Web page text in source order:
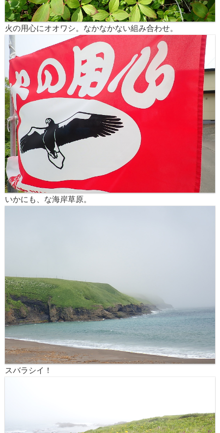
火の用心にオオワシ。なかなかない組み合わせ。
いかにも、な海岸草原。
スバラシイ！